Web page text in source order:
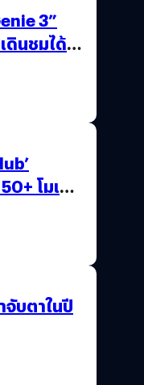
3”
ดินชมได้
โมเดล
บตาในปี